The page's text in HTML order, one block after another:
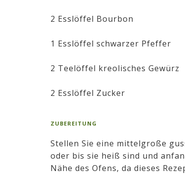
2 Esslöffel Bourbon
1 Esslöffel schwarzer Pfeffer
2 Teelöffel kreolisches Gewürz
2 Esslöffel Zucker
ZUBEREITUNG
Stellen Sie eine mittelgroße
oder bis sie heiß sind und
Nähe des Ofens, da dieses